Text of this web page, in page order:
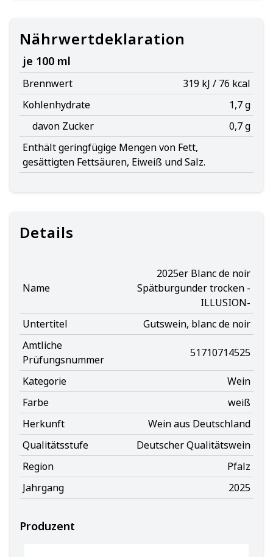
Nährwertdeklaration
je 100 ml
Brennwert
319 kJ / 76 kcal
Kohlenhydrate
1,7 g
davon Zucker
0,7 g
Enthält geringfügige Mengen von Fett,
gesättigten Fettsäuren, Eiweiß und Salz.
Details
Name
2025er Blanc de noir
Spätburgunder trocken -
ILLUSION-
Untertitel
Gutswein, blanc de noir
Amtliche
Prüfungsnummer
51710714525
Kategorie
Wein
Farbe
weiß
Herkunft
Wein aus Deutschland
Qualitätsstufe
Deutscher Qualitätswein
Region
Pfalz
Jahrgang
2025
Produzent